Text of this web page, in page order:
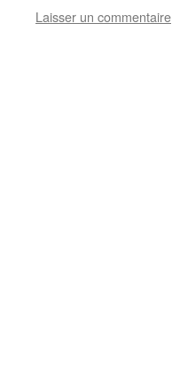
Laisser un commentaire